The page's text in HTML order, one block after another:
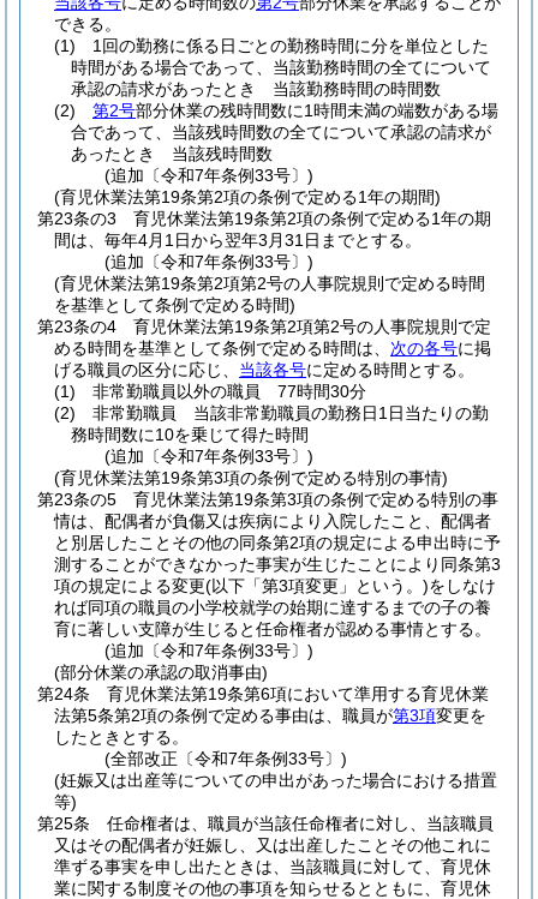
できる。
(1)
1回の勤務に係る日ごとの勤務時間に分を単位とした
時間がある場合であって、当該勤務時間の全てについて
承認の請求があったとき 当該勤務時間の時間数
(2)
第2号部分休業の残時間数に1時間未満の端数がある場
合であって、当該残時間数の全てについて承認の請求が
あったとき 当該残時間数
(追加〔令和7年条例33号〕)
(育児休業法第19条第2項の条例で定める1年の期間)
第23条の3
育児休業法第19条第2項の条例で定める1年の期
間は、毎年4月1日から翌年3月31日までとする。
(追加〔令和7年条例33号〕)
(育児休業法第19条第2項第2号の人事院規則で定める時間
を基準として条例で定める時間)
第23条の4
育児休業法第19条第2項第2号の人事院規則で定
める時間を基準として条例で定める時間は、 次の各号に掲
げる職員の区分に応じ、 当該各号に定める時間とする。
(1)
非常勤職員以外の職員 77時間30分
(2)
非常勤職員 当該非常勤職員の勤務日1日当たりの勤
務時間数に10を乗じて得た時間
(追加〔令和7年条例33号〕)
(育児休業法第19条第3項の条例で定める特別の事情)
第23条の5
育児休業法第19条第3項の条例で定める特別の事
情は、配偶者が負傷又は疾病により入院したこと、配偶者
と別居したことその他の同条第2項の規定による申出時に予
測することができなかった事実が生じたことにより同条第3
項の規定による変更(以下「第3項変更」という。)をしなけ
れば同項の職員の小学校就学の始期に達するまでの子の養
育に著しい支障が生じると任命権者が認める事情とする。
(追加〔令和7年条例33号〕)
(部分休業の承認の取消事由)
第24条
育児休業法第19条第6項において準用する育児休業
法第5条第2項の条例で定める事由は、職員が第3項変更を
したときとする。
(全部改正〔令和7年条例33号〕)
(妊娠又は出産等についての申出があった場合における措置
等)
第25条
任命権者は、職員が当該任命権者に対し、当該職員
又はその配偶者が妊娠し、又は出産したことその他これに
準ずる事実を申し出たときは、当該職員に対して、育児休
業に関する制度その他の事項を知らせるとともに、育児休